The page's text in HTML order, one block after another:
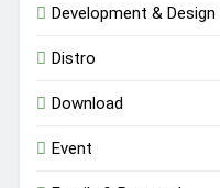
Development & Design
Distro
Download
Event